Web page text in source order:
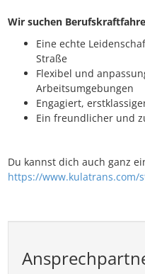
Wir suchen
Eine echte
Straße
Flexibel und
Arbeitsumgebungen
Engagiert,
Ein freundlicher und
Du kannst dich auch ganz
https://www.kulatrans.com/